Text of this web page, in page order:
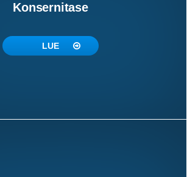
Konsernitase
LUE